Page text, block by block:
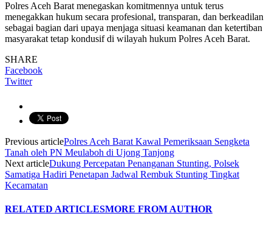
Polres Aceh Barat menegaskan komitmennya untuk terus
menegakkan hukum secara profesional, transparan, dan berkeadilan
sebagai bagian dari upaya menjaga situasi keamanan dan ketertiban
masyarakat tetap kondusif di wilayah hukum Polres Aceh Barat.
SHARE
Facebook
Twitter
Previous articlePolres Aceh Barat Kawal Pemeriksaan Sengketa
Tanah oleh PN Meulaboh di Ujong Tanjong
Next articleDukung Percepatan Penanganan Stunting, Polsek
Samatiga Hadiri Penetapan Jadwal Rembuk Stunting Tingkat
Kecamatan
RELATED ARTICLESMORE FROM AUTHOR